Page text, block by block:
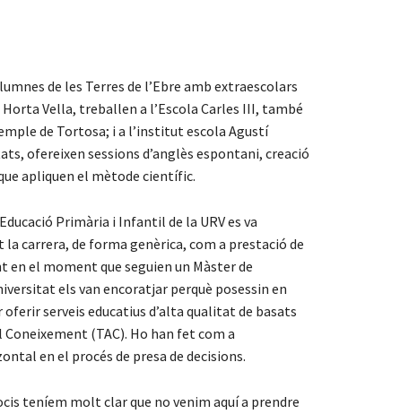
de les Terres de l’Ebre amb extraescolars
Horta Vella, treballen a l’Escola Carles III, també
de Tortosa; i a l’institut escola Agustí
ofereixen sessions d’anglès espontani, creació
apliquen el mètode científic.
Primària i Infantil de la URV es va
carrera, de forma genèrica, com a prestació de
en el moment que seguien un Màster de
els van encoratjar perquè posessin en
oferir serveis educatius d’alta qualitat de basats
(TAC). Ho han fet com a
en el procés de presa de decisions.
teníem molt clar que no venim aquí a prendre